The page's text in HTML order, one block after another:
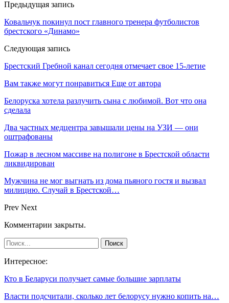
Предыдущая запись
Ковальчук покинул пост главного тренера футболистов
брестского «Динамо»
Следующая запись
Брестский Гребной канал сегодня отмечает свое 15-летие
Вам также могут понравиться Еще от автора
Белоруска хотела разлучить сына с любимой. Вот что она
сделала
Два частных медцентра завышали цены на УЗИ — они
оштрафованы
Пожар в лесном массиве на полигоне в Брестской области
ликвидирован
Мужчина не мог выгнать из дома пьяного гостя и вызвал
милицию. Случай в Брестской…
Prev Next
Комментарии закрыты.
Интересное:
Кто в Беларуси получает самые большие зарплаты
Власти подсчитали, сколько лет белорусу нужно копить на…